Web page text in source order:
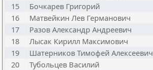
15
Бочкарев Григорий
16
Матвейкин Лев Германович
17
Разов Александр Андреевич
18
Лысак Кирилл Максимович
19
Шатерников Тимофей Алексеевич
20
Тубольцев Василий